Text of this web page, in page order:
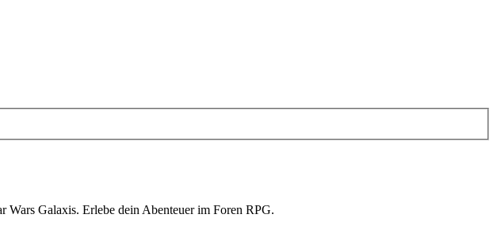
Wars Galaxis. Erlebe dein Abenteuer im Foren RPG.